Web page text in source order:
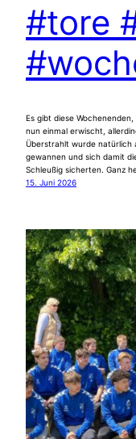
#tore
Es gibt diese
nun einmal erwischt,
Überstrahlt wurde natürlich
gewannen und sich damit
Schleußig sicherten. Ganz
15. Juni 2026